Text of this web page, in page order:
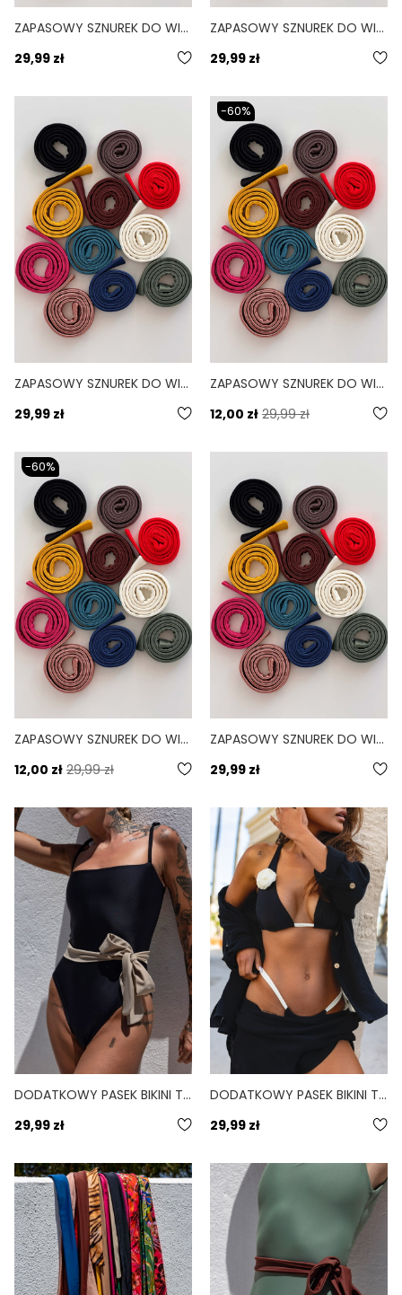
ZAPASOWY SZNUREK DO WIĄZANIA BIKINI LINDA ZIELONY SAGE
29,99 zł
ZAPASOWY SZNUREK DO WIĄZANIA BIKINI LINDA FIOLETOWY VOLCANO
29,99 zł
ZAPASOWY SZNUREK DO WIĄZANIA BIKINI LINDA CZERWONY FIERO
29,99 zł
-60%
ZAPASOWY SZNUREK DO WIĄZANIA BIKINI LINDA ŻÓŁTY TUCAN
12,00 zł 29,99 zł
-60%
ZAPASOWY SZNUREK DO WIĄZANIA BIKINI LINDA NIEBIESKI NOCHE
12,00 zł 29,99 zł
ZAPASOWY SZNUREK DO WIĄZANIA BIKINI LINDA BRĄZOWY CHOCO
29,99 zł
DODATKOWY PASEK BIKINI TIE DO PERSONALIZACJI BEŻOWY SAND
29,99 zł
DODATKOWY PASEK BIKINI TIE DO PERSONALIZACJI BIAŁY BONE
29,99 zł